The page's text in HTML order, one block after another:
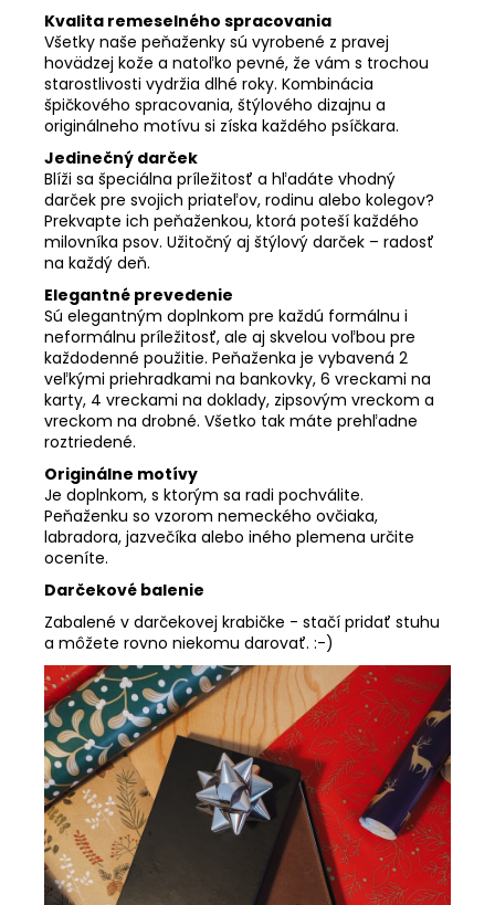
Kvalita remeselného spracovania
Všetky naše peňaženky sú vyrobené z pravej
hovädzej kože a natoľko pevné, že vám s trochou
starostlivosti vydržia dlhé roky. Kombinácia
špičkového spracovania, štýlového dizajnu a
originálneho motívu si získa každého psíčkara.
Jedinečný darček
Blíži sa špeciálna príležitosť a hľadáte vhodný
darček pre svojich priateľov, rodinu alebo kolegov?
Prekvapte ich peňaženkou, ktorá poteší každého
milovníka psov. Užitočný aj štýlový darček – radosť
na každý deň.
Elegantné prevedenie
Sú elegantným doplnkom pre každú formálnu i
neformálnu príležitosť, ale aj skvelou voľbou pre
každodenné použitie. Peňaženka je vybavená 2
veľkými priehradkami na bankovky, 6 vreckami na
karty, 4 vreckami na doklady, zipsovým vreckom a
vreckom na drobné. Všetko tak máte prehľadne
roztriedené.
Originálne motívy
Je doplnkom, s ktorým sa radi pochválite.
Peňaženku so vzorom nemeckého ovčiaka,
labradora, jazvečíka alebo iného plemena určite
oceníte.
Darčekové balenie
Zabalené v darčekovej krabičke - stačí pridať stuhu
a môžete rovno niekomu darovať. :-)